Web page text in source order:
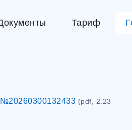
Тариф
(pdf, 2.23